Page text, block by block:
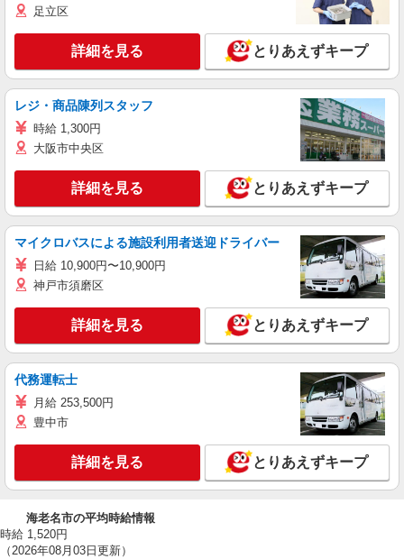
足立区
詳細を見る とりあえずキープ
レジ・商品陳列スタッフ
時給 1,300円
大阪市中央区
詳細を見る とりあえずキープ
マイクロバスによる施設利用者送迎ドライバー
日給 10,900円〜10,900円
神戸市須磨区
詳細を見る とりあえずキープ
代務運転士
月給 253,500円
豊中市
詳細を見る とりあえずキープ
海老名市の平均時給情報
時給 1,520円
（2026年08月03日更新）